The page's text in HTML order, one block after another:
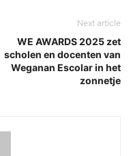
Next article
WE AWARDS 2025 zet
scholen en docenten van
Weganan Escolar in het
zonnetje